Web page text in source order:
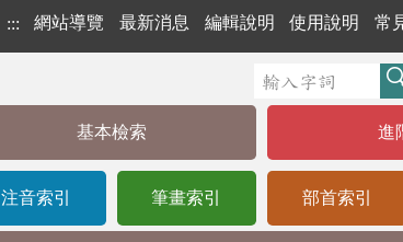
::: 網站導覽 最新消息 編輯說明 使用說明 常
基本檢索 進
注音索引 筆畫索引 部首索引